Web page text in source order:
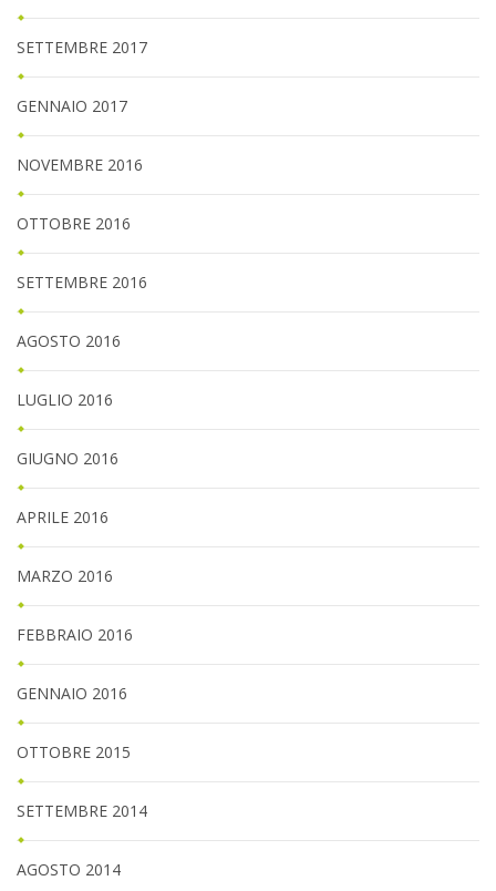
SETTEMBRE 2017
GENNAIO 2017
NOVEMBRE 2016
OTTOBRE 2016
SETTEMBRE 2016
AGOSTO 2016
LUGLIO 2016
GIUGNO 2016
APRILE 2016
MARZO 2016
FEBBRAIO 2016
GENNAIO 2016
OTTOBRE 2015
SETTEMBRE 2014
AGOSTO 2014